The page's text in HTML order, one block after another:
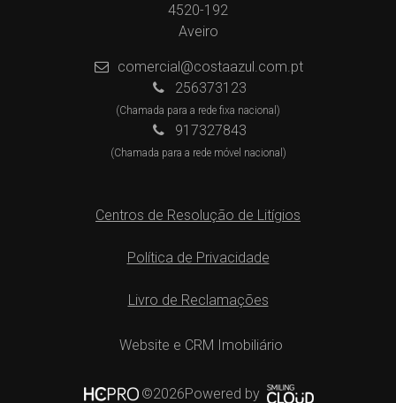
4520-192
Aveiro
comercial@costaazul.com.pt
256373123
(Chamada para a rede fixa nacional)
917327843
(Chamada para a rede móvel nacional)
Centros de Resolução de Litígios
Política de Privacidade
Livro de Reclamações
Website e CRM Imobiliário
©2026Powered by